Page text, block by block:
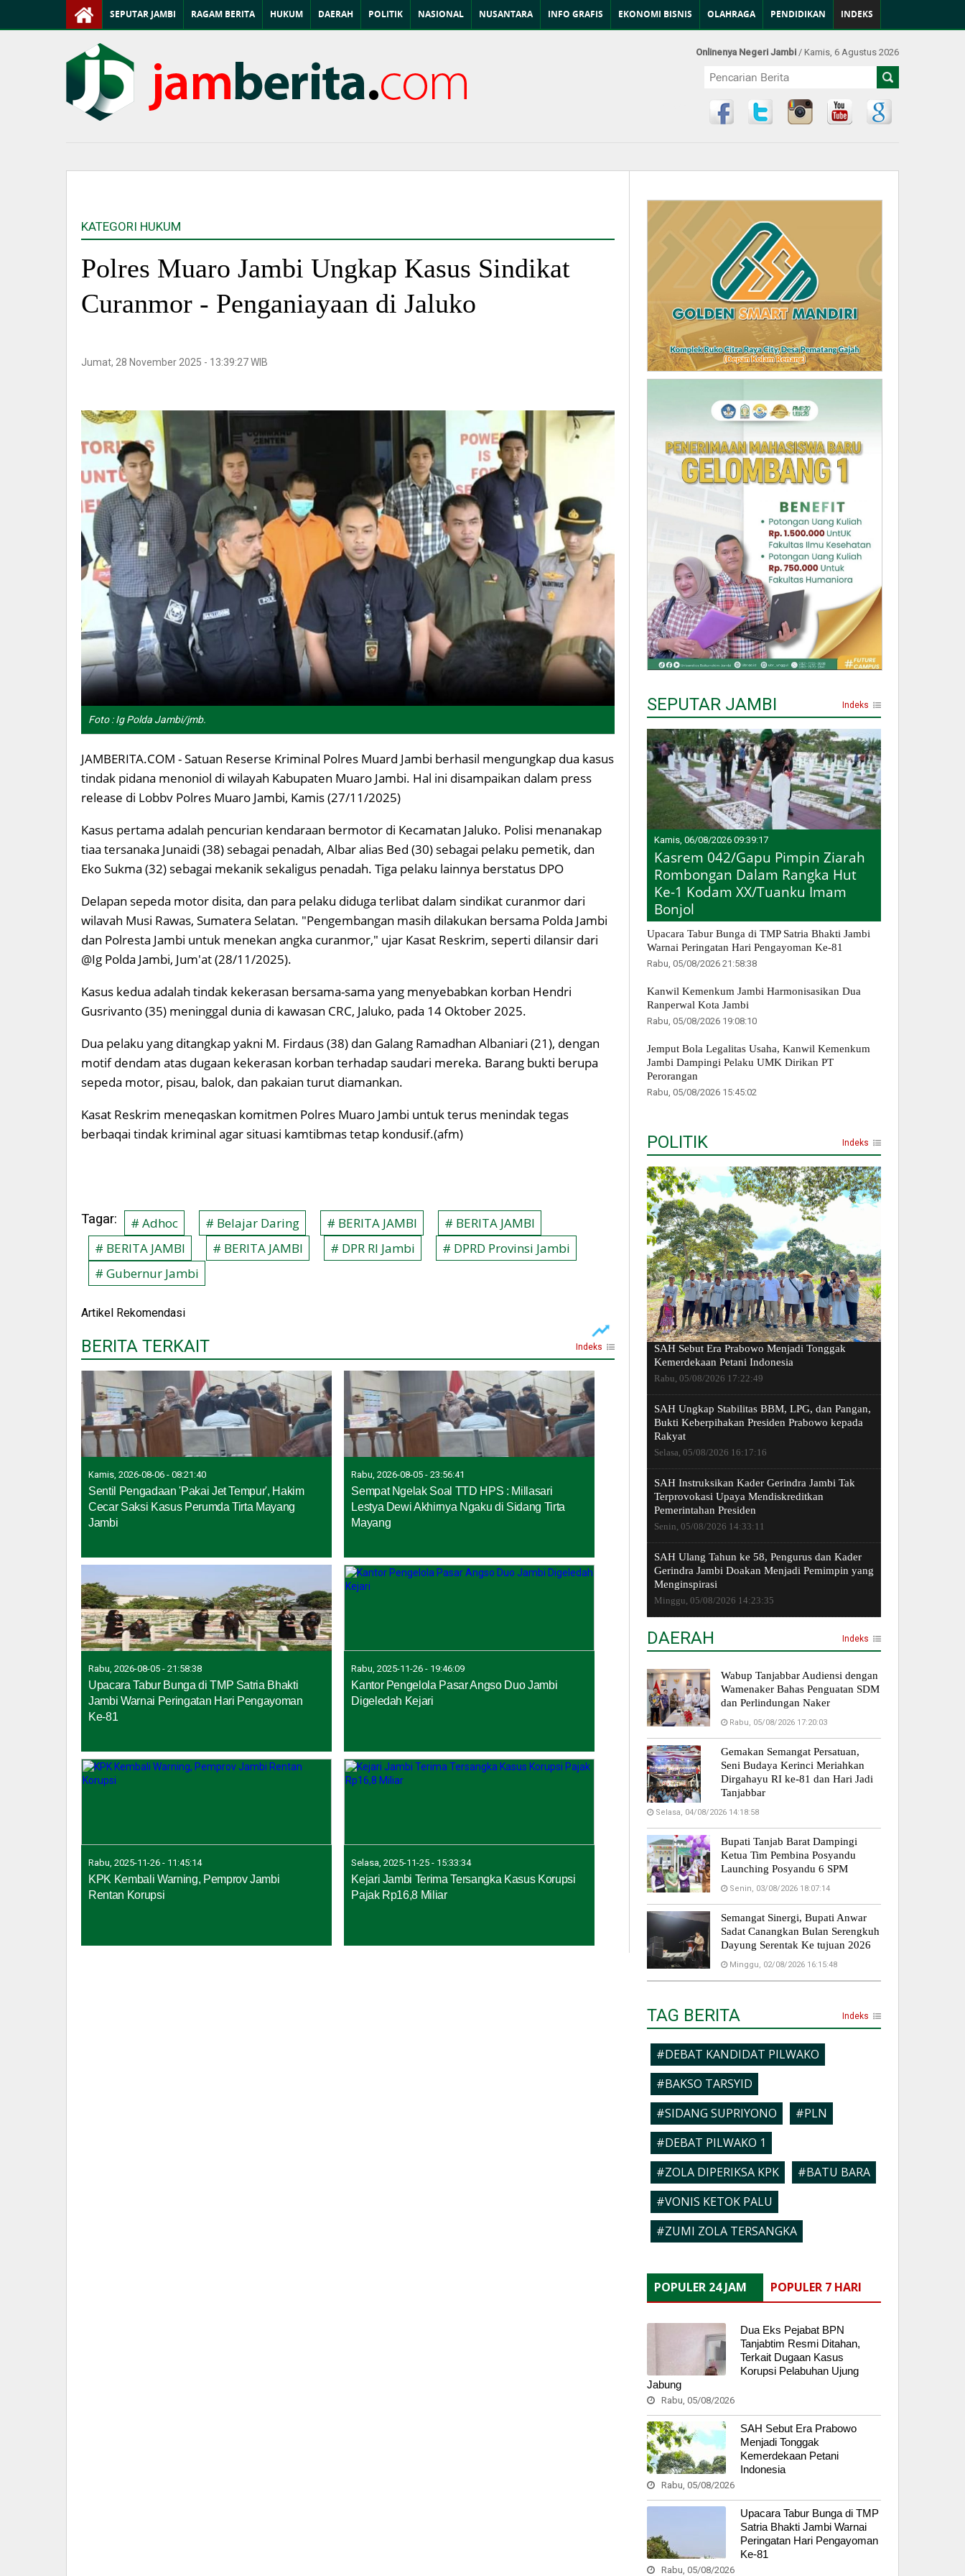
SEPUTAR JAMBI RAGAM BERITA HUKUM DAERAH POLITIK NASIONAL NUSANTARA INFO GRAFIS EKONOMI BISNIS OLAHRAGA PENDIDIKAN INDEKS
Onlinenya Negeri Jambi / Kamis, 6 Agustus 2026
KATEGORI HUKUM
Polres Muaro Jambi Ungkap Kasus Sindikat
Curanmor - Penganiayaan di Jaluko
Jumat, 28 November 2025 - 13:39:27 WIB
Foto : Ig Polda Jambi/jmb.
JAMBERITA.COM - Satuan Reserse Kriminal Polres Muard Jambi berhasil mengungkap dua kasus
tindak pidana menoniol di wilayah Kabupaten Muaro Jambi. Hal ini disampaikan dalam press
release di Lobbv Polres Muaro Jambi, Kamis (27/11/2025)
Kasus pertama adalah pencurian kendaraan bermotor di Kecamatan Jaluko. Polisi menanakap
tiaa tersanaka Junaidi (38) sebagai penadah, Albar alias Bed (30) sebagai pelaku pemetik, dan
Eko Sukma (32) sebagai mekanik sekaligus penadah. Tiga pelaku lainnya berstatus DPO
Delapan sepeda motor disita, dan para pelaku diduga terlibat dalam sindikat curanmor dari
wilavah Musi Rawas, Sumatera Selatan. "Pengembangan masih dilakukan bersama Polda Jambi
dan Polresta Jambi untuk menekan angka curanmor," ujar Kasat Reskrim, seperti dilansir dari
@Ig Polda Jambi, Jum'at (28/11/2025).
Kasus kedua adalah tindak kekerasan bersama-sama yang menyebabkan korban Hendri
Gusrivanto (35) meninggal dunia di kawasan CRC, Jaluko, pada 14 Oktober 2025.
Dua pelaku yang ditangkap yakni M. Firdaus (38) dan Galang Ramadhan Albaniari (21), dengan
motif dendam atas dugaan kekerasan korban terhadap saudari mereka. Barang bukti berupa
sepeda motor, pisau, balok, dan pakaian turut diamankan.
Kasat Reskrim meneqaskan komitmen Polres Muaro Jambi untuk terus menindak tegas
berbaqai tindak kriminal agar situasi kamtibmas tetap kondusif.(afm)
Tagar: # Adhoc # Belajar Daring # BERITA JAMBI
# BERITA JAMBI
# BERITA JAMBI
# BERITA JAMBI # DPR RI Jambi
# DPRD Provinsi Jambi
# Gubernur Jambi
Artikel Rekomendasi
BERITA TERKAIT Indeks
Kamis, 2026-08-06 - 08:21:40
Sentil Pengadaan 'Pakai Jet Tempur', Hakim
Cecar Saksi Kasus Perumda Tirta Mayang
Jambi
Rabu, 2026-08-05 - 23:56:41
Sempat Ngelak Soal TTD HPS : Millasari
Lestya Dewi Akhirnya Ngaku di Sidang Tirta
Mayang
Rabu, 2026-08-05 - 21:58:38
Upacara Tabur Bunga di TMP Satria Bhakti
Jambi Warnai Peringatan Hari Pengayoman
Ke-81
Rabu, 2025-11-26 - 19:46:09
Kantor Pengelola Pasar Angso Duo Jambi
Digeledah Kejari
Rabu, 2025-11-26 - 11:45:14
KPK Kembali Warning, Pemprov Jambi
Rentan Korupsi
Selasa, 2025-11-25 - 15:33:34
Kejari Jambi Terima Tersangka Kasus Korupsi
Pajak Rp16,8 Miliar
SEPUTAR JAMBI Indeks
Kamis, 06/08/2026 09:39:17
Kasrem 042/Gapu Pimpin Ziarah
Rombongan Dalam Rangka Hut
Ke-1 Kodam XX/Tuanku Imam
Bonjol
Upacara Tabur Bunga di TMP Satria Bhakti Jambi
Warnai Peringatan Hari Pengayoman Ke-81
Rabu, 05/08/2026 21:58:38
Kanwil Kemenkum Jambi Harmonisasikan Dua
Ranperwal Kota Jambi
Rabu, 05/08/2026 19:08:10
Jemput Bola Legalitas Usaha, Kanwil Kemenkum
Jambi Dampingi Pelaku UMK Dirikan PT
Perorangan
Rabu, 05/08/2026 15:45:02
POLITIK Indeks
SAH Sebut Era Prabowo Menjadi Tonggak
Kemerdekaan Petani Indonesia
Rabu, 05/08/2026 17:22:49
SAH Ungkap Stabilitas BBM, LPG, dan Pangan,
Bukti Keberpihakan Presiden Prabowo kepada
Rakyat
Selasa, 05/08/2026 16:17:16
SAH Instruksikan Kader Gerindra Jambi Tak
Terprovokasi Upaya Mendiskreditkan
Pemerintahan Presiden
Senin, 05/08/2026 14:33:11
SAH Ulang Tahun ke 58, Pengurus dan Kader
Gerindra Jambi Doakan Menjadi Pemimpin yang
Menginspirasi
Minggu, 05/08/2026 14:23:35
DAERAH Indeks
Wabup Tanjabbar Audiensi dengan
Wamenaker Bahas Penguatan SDM
dan Perlindungan Naker
Rabu, 05/08/2026 17:20:03
Gemakan Semangat Persatuan,
Seni Budaya Kerinci Meriahkan
Dirgahayu RI ke-81 dan Hari Jadi
Tanjabbar
Selasa, 04/08/2026 14:18:58
Bupati Tanjab Barat Dampingi
Ketua Tim Pembina Posyandu
Launching Posyandu 6 SPM
Senin, 03/08/2026 18:07:14
Semangat Sinergi, Bupati Anwar
Sadat Canangkan Bulan Serengkuh
Dayung Serentak Ke tujuan 2026
Minggu, 02/08/2026 16:15:48
TAG BERITA Indeks
#DEBAT KANDIDAT PILWAKO
#BAKSO TARSYID
#SIDANG SUPRIYONO
#PLN
#DEBAT PILWAKO 1
#ZOLA DIPERIKSA KPK
#BATU BARA
#VONIS KETOK PALU
#ZUMI ZOLA TERSANGKA
POPULER 24 JAM POPULER 7 HARI
Dua Eks Pejabat BPN
Tanjabtim Resmi Ditahan,
Terkait Dugaan Kasus
Korupsi Pelabuhan Ujung
Jabung
Rabu, 05/08/2026
SAH Sebut Era Prabowo
Menjadi Tonggak
Kemerdekaan Petani
Indonesia
Rabu, 05/08/2026
Upacara Tabur Bunga di TMP
Satria Bhakti Jambi Warnai
Peringatan Hari Pengayoman
Ke-81
Rabu, 05/08/2026